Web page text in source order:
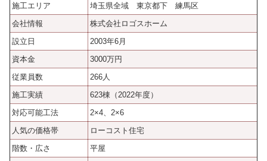
施工エリア
埼玉県全域 東京都下 練馬区
会社情報
株式会社ロゴスホーム
設立日
2003年6月
資本金
3000万円
従業員数
266人
施工実績
623棟（2022年度）
対応可能工法
2×4、2×6
人気の価格帯
ローコスト住宅
階数・広さ
平屋